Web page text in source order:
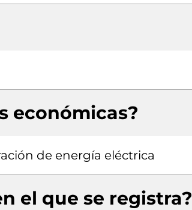
económicas?
de energía eléctrica
el que se registra?